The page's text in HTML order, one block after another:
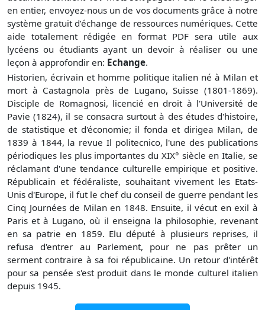
en entier, envoyez-nous un de vos documents grâce à notre
système gratuitd’échange de ressources numériques. Cette
aide totalement rédigée en format PDF sera utile aux
lycéens ou étudiants ayant un devoir à réaliser ou une
leçon à approfondir en: Echange.
Historien, écrivain et homme politique italien né à Milan et
mort à Castagnola près de Lugano, Suisse (1801-1869).
Disciple de Romagnosi, licencié en droit à l'Université de
Pavie (1824), il se consacra surtout à des études d'histoire,
de statistique et d'économie; il fonda et dirigea Milan, de
1839 à 1844, la revue Il politecnico, l'une des publications
périodiques les plus importantes du XIX° siècle en Italie, se
réclamant d'une tendance culturelle empirique et positive.
Républicain et fédéraliste, souhaitant vivement les Etats-
Unis d'Europe, il fut le chef du conseil de guerre pendant les
Cinq Journées de Milan en 1848. Ensuite, il vécut en exil à
Paris et à Lugano, où il enseigna la philosophie, revenant
en sa patrie en 1859. Elu député à plusieurs reprises, il
refusa d'entrer au Parlement, pour ne pas prêter un
serment contraire à sa foi républicaine. Un retour d'intérêt
pour sa pensée s'est produit dans le monde culturel italien
depuis 1945.